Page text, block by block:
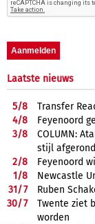
Laatste nieuws
5/8
Transfer
4/8
Feyenoord
3/8
COLUMN:
stijl afgerond
2/8
Feyenoord
1/8
Newcastle
31/7
Ruben
30/7
Twente ziet
worden